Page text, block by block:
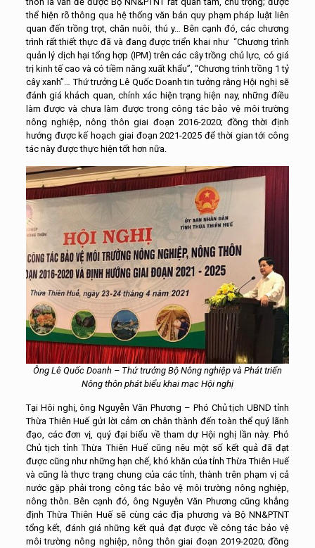
thể hiện rõ thông qua hệ thống văn bản quy phạm pháp luật liên
quan đến trồng trọt, chăn nuôi, thú y… Bên cạnh đó, các chương
trình rất thiết thực đã và đang được triển khai như “Chương trình
quản lý dịch hại tổng hợp (IPM) trên các cây trồng chủ lực, có giá
trị kinh tế cao và có tiềm năng xuất khẩu”, “Chương trình trồng 1 tỷ
cây xanh”… Thứ trưởng Lê Quốc Doanh tin tưởng rằng Hội nghị sẽ
đánh giá khách quan, chính xác hiện trạng hiện nay, những điều
làm được và chưa làm được trong công tác bảo vệ môi trường
nông nghiệp, nông thôn giai đoạn 2016-2020; đồng thời định
hướng được kế hoạch giai đoạn 2021-2025 để thời gian tới công
tác này được thực hiện tốt hơn nữa.
Ông Lê Quốc Doanh – Thứ trưởng Bộ Nông nghiệp và Phát triển
Nông thôn phát biểu khai mạc Hội nghị
Tại Hôi nghị, ông Nguyễn Văn Phương – Phó Chủ tịch UBND tỉnh
Thừa Thiên Huế gửi lời cảm ơn chân thành đến toàn thể quý lãnh
đạo, các đơn vị, quý đại biểu về tham dự Hội nghị lần này. Phó
Chủ tịch tỉnh Thừa Thiên Huế cũng nêu một số kết quả đã đạt
được cũng như những hạn chế, khó khăn của tỉnh Thừa Thiên Huế
và cũng là thực trạng chung của các tỉnh, thành trên phạm vị cả
nước gặp phải trong công tác bảo vệ môi trường nông nghiệp,
nông thôn. Bên cạnh đó, ông Nguyễn Văn Phương cũng khẳng
định Thừa Thiên Huế sẽ cùng các địa phương và Bộ NN&PTNT
tổng kết, đánh giá những kết quả đạt được về công tác bảo vệ
môi trường nông nghiệp, nông thôn giai đoạn 2019-2020; đồng